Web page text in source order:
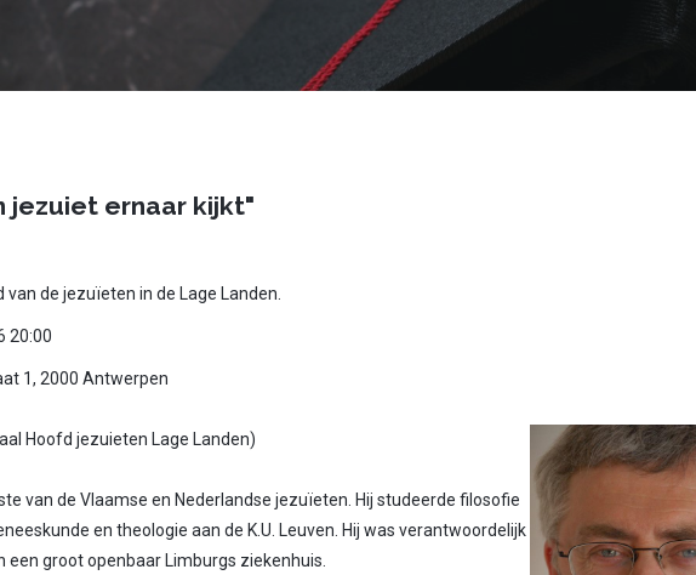
jezuiet ernaar kijkt"
de jezuïeten in de Lage Landen.
20:00
1, 2000 Antwerpen
Hoofd jezuieten Lage Landen)
van de Vlaamse en Nederlandse jezuïeten. Hij studeerde filosofie
en theologie aan de K.U. Leuven. Hij was verantwoordelijk
groot openbaar Limburgs ziekenhuis.